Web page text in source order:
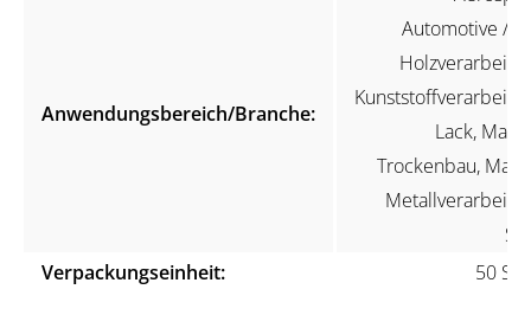
Anwendungsbereich/Branche:
Automotive /
Lack,
Trockenbau,
Verpackungseinheit:
50